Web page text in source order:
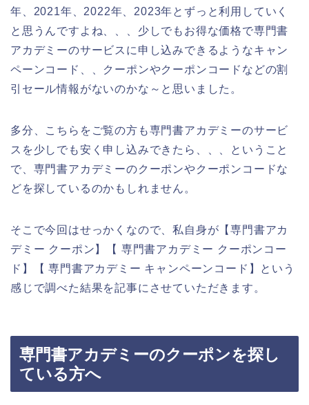
年、2021年、2022年、2023年とずっと利用していく
と思うんですよね、、、少しでもお得な価格で専門書
アカデミーのサービスに申し込みできるようなキャン
ペーンコード、、クーポンやクーポンコードなどの割
引セール情報がないのかな～と思いました。
多分、こちらをご覧の方も専門書アカデミーのサービ
スを少しでも安く申し込みできたら、、、ということ
で、専門書アカデミーのクーポンやクーポンコードな
どを探しているのかもしれません。
そこで今回はせっかくなので、私自身が【専門書アカ
デミー クーポン】【 専門書アカデミー クーポンコー
ド】【 専門書アカデミー キャンペーンコード】という
感じで調べた結果を記事にさせていただきます。
専門書アカデミーのクーポンを探し
ている方へ